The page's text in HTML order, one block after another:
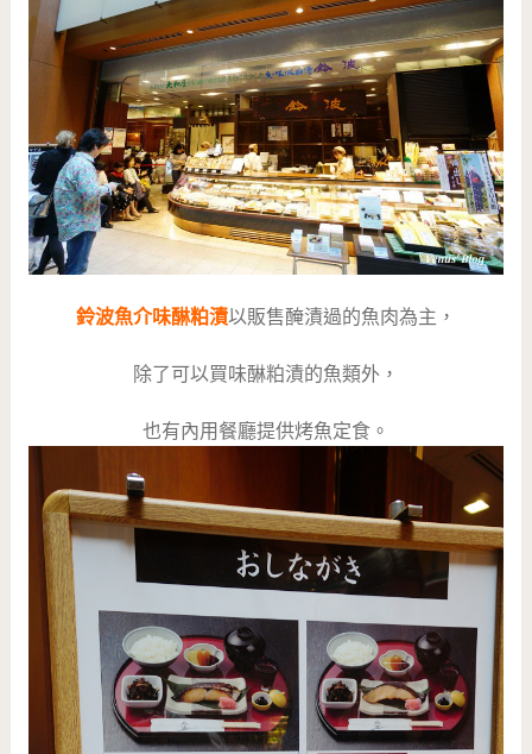
鈴波魚介味醂粕漬以販售醃漬過的魚肉為主，
除了可以買味醂粕漬的魚類外，
也有內用餐廳提供烤魚定食。